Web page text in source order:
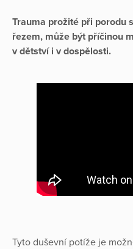
Trauma prožité při porodu
řezem, může být příčinou
v dětství i v dospělosti.
Tyto duševní potíže je